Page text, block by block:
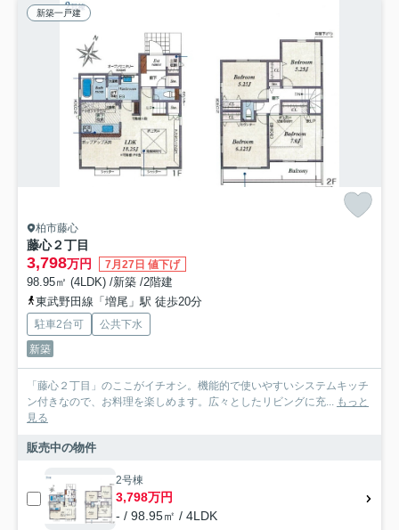
新築一戸建
柏市藤心
藤心２丁目
3,798万円 7月27日 値下げ
98.95㎡ (4LDK) /新築 /2階建
東武野田線「増尾」駅 徒歩20分
駐車2台可
公共下水
新築
「藤心２丁目」のここがイチオシ。機能的で使いやすいシステムキッチ
ン付きなので、お料理を楽しめます。広々としたリビングに充... もっと
見る
販売中の物件
2号棟
3,798万円
- / 98.95㎡ / 4LDK